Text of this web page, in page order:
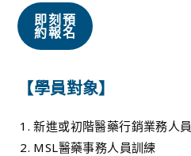
即刻預
約報名
【學員對象】
新進或初階醫藥行銷業務人員
MSL醫藥事務人員訓練